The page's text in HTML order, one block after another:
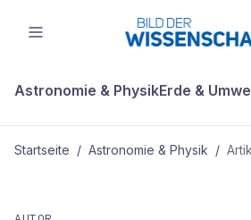
Astronomie & PhysikErde &
Startseite / Astronomie & Physik /